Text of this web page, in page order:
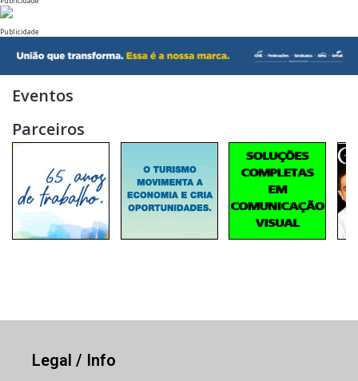
Publicidade
Eventos
Parceiros
Legal / Info